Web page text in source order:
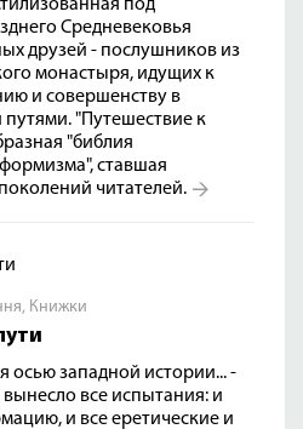
под
Средневековья
друзей - послушников из
монастыря, идущих к
и совершенству в
"Путешествие к
"библия
ставшая
читателей.
, Книжки
осью западной истории... -
все испытания: и
и все еретические и